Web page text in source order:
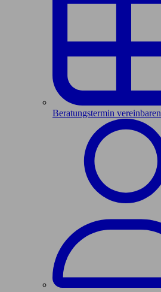
Beratungstermin vereinbaren